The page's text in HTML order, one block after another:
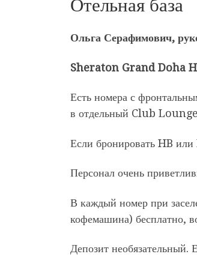
Отельная база
Ольга Серафимович,
Sheraton Grand Doha
Есть номера с
в отдельный Club
Если бронировать HB или
Персонал очень
В каждый номер при
кофемашина) бесплатно,
Депозит необязательный.